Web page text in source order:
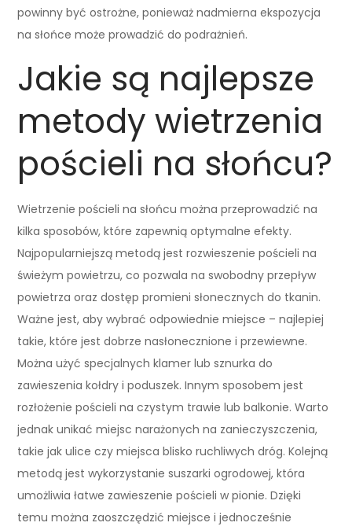
powinny być ostrożne, ponieważ nadmierna ekspozycja
na słońce może prowadzić do podrażnień.
Jakie są najlepsze
metody wietrzenia
pościeli na słońcu?
Wietrzenie pościeli na słońcu można przeprowadzić na
kilka sposobów, które zapewnią optymalne efekty.
Najpopularniejszą metodą jest rozwieszenie pościeli na
świeżym powietrzu, co pozwala na swobodny przepływ
powietrza oraz dostęp promieni słonecznych do tkanin.
Ważne jest, aby wybrać odpowiednie miejsce – najlepiej
takie, które jest dobrze nasłonecznione i przewiewne.
Można użyć specjalnych klamer lub sznurka do
zawieszenia kołdry i poduszek. Innym sposobem jest
rozłożenie pościeli na czystym trawie lub balkonie. Warto
jednak unikać miejsc narażonych na zanieczyszczenia,
takie jak ulice czy miejsca blisko ruchliwych dróg. Kolejną
metodą jest wykorzystanie suszarki ogrodowej, która
umożliwia łatwe zawieszenie pościeli w pionie. Dzięki
temu można zaoszczędzić miejsce i jednocześnie